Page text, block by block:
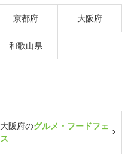
京都府 大阪府
和歌山県
大阪府のグルメ・フードフェ
ス